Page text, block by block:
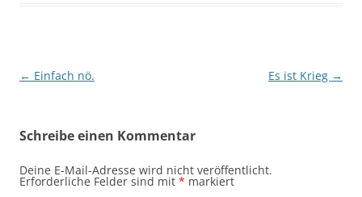
Beitragsnavigation
← Einfach nö. Es ist Krieg →
Schreibe einen Kommentar
Deine E-Mail-Adresse wird nicht veröffentlicht.
Erforderliche Felder sind mit * markiert